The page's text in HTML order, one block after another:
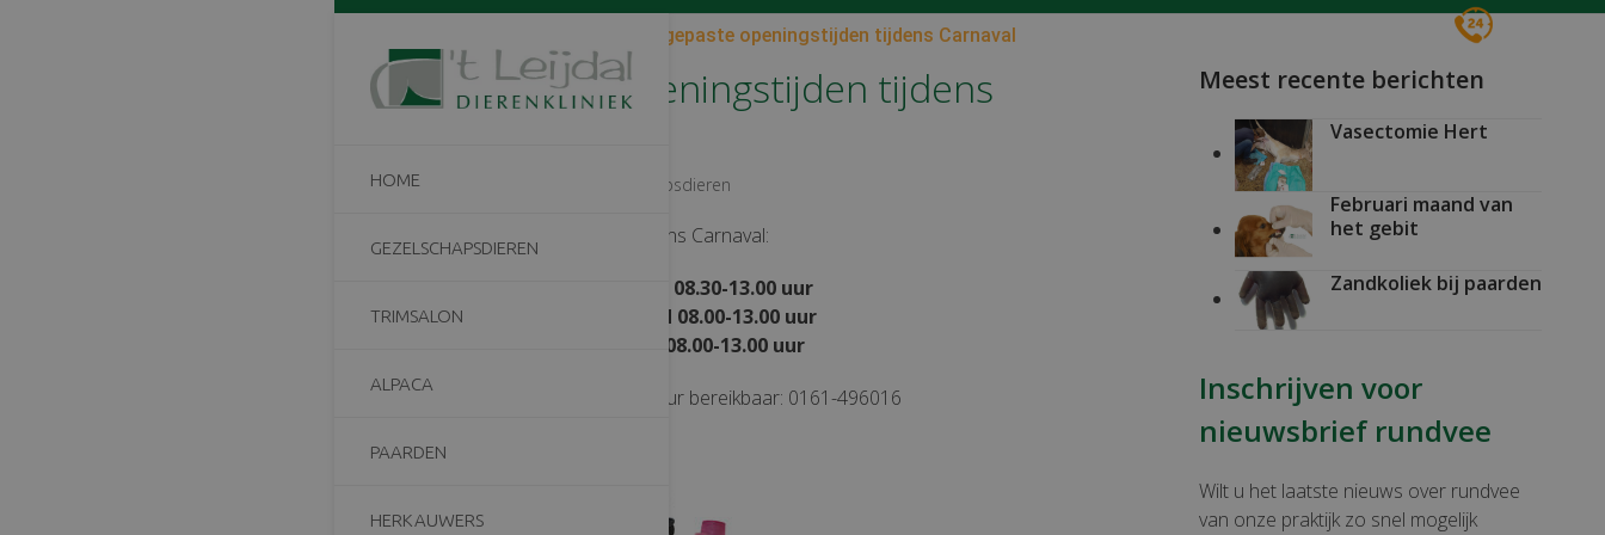
Aangepaste openingstijden tijdens Carnaval
HOME
GEZELSCHAPSDIEREN
TRIMSALON
ALPACA
PAARDEN
HERKAUWERS
Aangepaste openingstijden tijdens
10 februari 2018 Gezelschapsdieren
Aangepaste openingstijden tijdens Carnaval:
Geopend 08.30-13.00 uur
Maandag 12-02-2018
Geopend 08.00-13.00 uur
Geopend 08.00-13.00 uur
Voor spoedgevallen zijn wij 24 uur bereikbaar: 0161-496016
Meest recente berichten
Vasectomie Hert
Februari maand van
het gebit
Zandkoliek bij paarden
Inschrijven voor
nieuwsbrief rundvee
Wilt u het laatste nieuws over rundvee
van onze praktijk zo snel mogelijk